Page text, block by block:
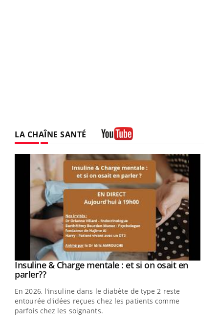
LA CHAÎNE SANTÉ
Youtube
Insuline & Charge mentale : et si on osait en
parler??Youtube
En 2026, l'insuline dans le diabète de type 2 reste
entourée d'idées reçues chez les patients comme
parfois chez les soignants.